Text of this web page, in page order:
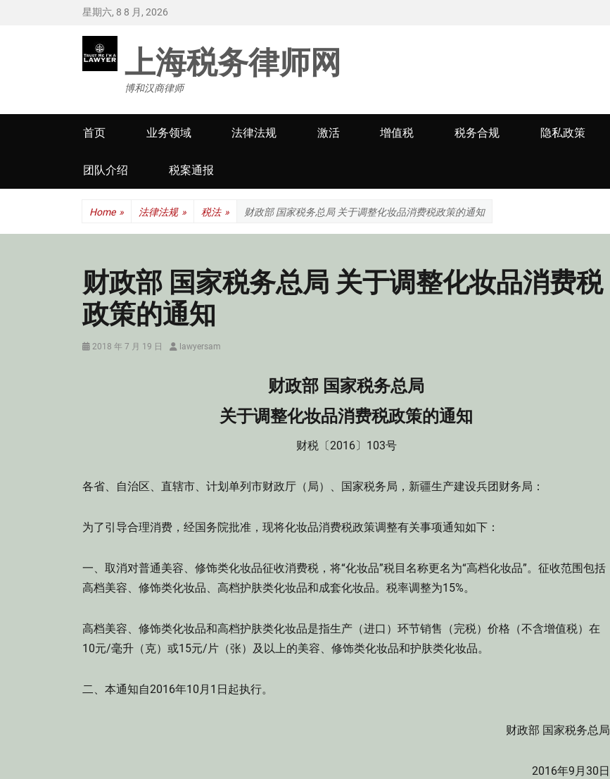
星期六, 8 8 月, 2026
上海税务律师网
博和汉商律师
Primary
menu
首页 业务领域 法律法规 激活 增值税 税务合规 隐私政策
团队介绍 税案通报
Home » 法律法规 » 税法 » 财政部 国家税务总局 关于调整化妆品消费税政策的通知
财政部 国家税务总局 关于调整化妆品消费税
政策的通知
Posted
2018 年 7 月 19 日 Authorlawyersam
财政部 国家税务总局
关于调整化妆品消费税政策的通知
财税〔2016〕103号
各省、自治区、直辖市、计划单列市财政厅（局）、国家税务局，新疆生产建设兵团财务局：
为了引导合理消费，经国务院批准，现将化妆品消费税政策调整有关事项通知如下：
一、取消对普通美容、修饰类化妆品征收消费税，将“化妆品”税目名称更名为“高档化妆品”。征收范围包括
高档美容、修饰类化妆品、高档护肤类化妆品和成套化妆品。税率调整为15%。
高档美容、修饰类化妆品和高档护肤类化妆品是指生产（进口）环节销售（完税）价格（不含增值税）在
10元/毫升（克）或15元/片（张）及以上的美容、修饰类化妆品和护肤类化妆品。
二、本通知自2016年10月1日起执行。
财政部 国家税务总局
2016年9月30日